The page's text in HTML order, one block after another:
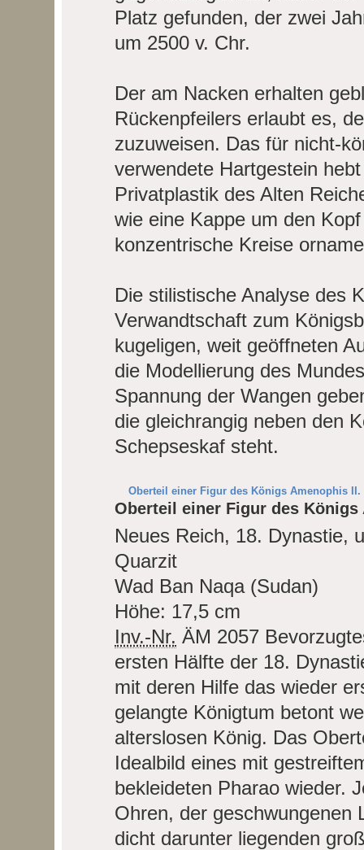
Platz gefunden, der zwei
um 2500 v. Chr.
Der am Nacken erhalten
Rückenpfeilers erlaubt es,
zuzuweisen. Das für nicht-
verwendete Hartgestein
Privatplastik des Alten
wie eine Kappe um den
konzentrische Kreise
Die stilistische Analyse des
Verwandtschaft zum
kugeligen, weit geöffneten
die Modellierung des
Spannung der Wangen
die gleichrangig neben den
Schepseskaf steht.
Oberteil einer Figur des Königs Amenophis II.
Oberteil einer Figur des Königs
Neues Reich, 18. Dynastie,
Quarzit
Wad Ban Naqa (Sudan)
Höhe: 17,5 cm
Inv.-Nr. ÄM 2057
ersten Hälfte der 18.
mit deren Hilfe das wieder
gelangte Königtum betont
alterslosen König. Das
Idealbild eines mit
bekleideten Pharao wieder.
Ohren, der geschwungenen
dicht darunter liegenden